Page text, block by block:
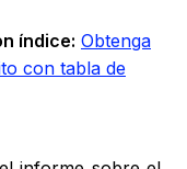
índice: Obtenga
con tabla de